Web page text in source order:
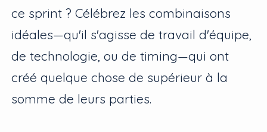
ce sprint ? Célébrez les combinaisons
idéales—qu'il s'agisse de travail d'équipe,
de technologie, ou de timing—qui ont
créé quelque chose de supérieur à la
somme de leurs parties.